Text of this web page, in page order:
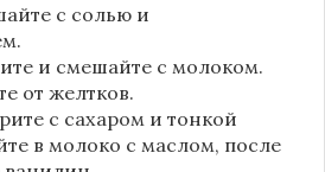
с солью и
и смешайте с молоком.
от желтков.
с сахаром и тонкой
в молоко с маслом, после